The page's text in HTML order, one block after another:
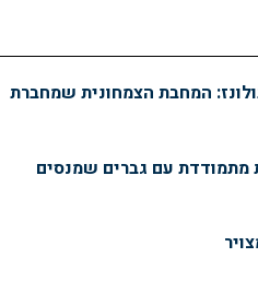
המחבת הצמחונית שמחברת
מתמודדת עם גברים שמנסים